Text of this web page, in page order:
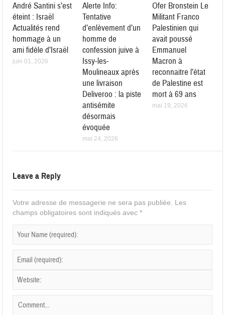
André Santini s’est
éteint : Israël
Actualités rend
hommage à un
ami fidèle d’Israël
juin 01, 2026
Alerte Info:
Tentative
d’enlèvement d’un
homme de
confession juive à
Issy-les-
Moulineaux après
une livraison
Deliveroo : la piste
antisémite
désormais
évoquée
mai 24, 2026
Ofer Bronstein Le
Militant Franco
Palestinien qui
avait poussé
Emmanuel
Macron à
reconnaitre l’état
de Palestine est
mort à 69 ans
mai 19, 2026
Leave a Reply
Votre adresse de messagerie ne sera pas publiée. Les
champs obligatoires sont indiqués avec*